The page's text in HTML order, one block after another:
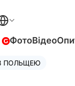
ФотоВідео
ПОЛЬЩЕЮ